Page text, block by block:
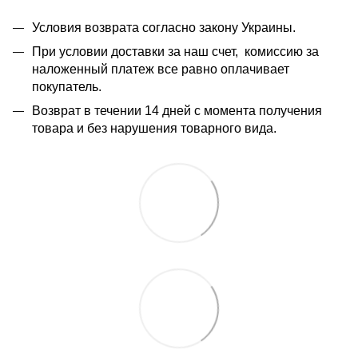
Условия возврата согласно закону Украины.
При условии доставки за наш счет, комиссию за
наложенный платеж все равно оплачивает
покупатель.
Возврат в течении 14 дней с момента получения
товара и без нарушения товарного вида.